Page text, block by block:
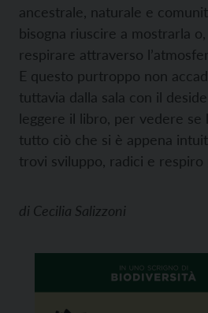
ancestrale, naturale e
bisogna riuscire a mostrarla
respirare attraverso
E questo purtroppo non
tuttavia dalla sala con il
leggere il libro, per vedere se
tutto ciò che si è appena
trovi sviluppo, radici e respiro
di Cecilia Salizzoni